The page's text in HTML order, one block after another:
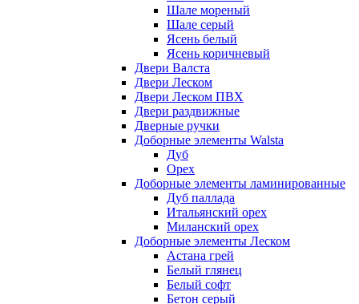
Шале мореный
Шале серый
Ясень белый
Ясень коричневый
Двери Валста
Двери Леском
Двери Леском ПВХ
Двери раздвижные
Дверные ручки
Доборные элементы Walsta
Дуб
Орех
Доборные элементы ламинированные
Дуб паллада
Итальянский орех
Миланский орех
Доборные элементы Леском
Астана грей
Белый глянец
Белый софт
Бетон серый